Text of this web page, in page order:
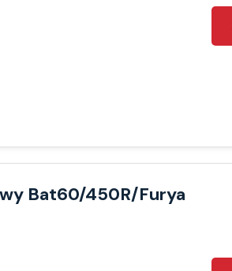
Bat60/450R/Furya